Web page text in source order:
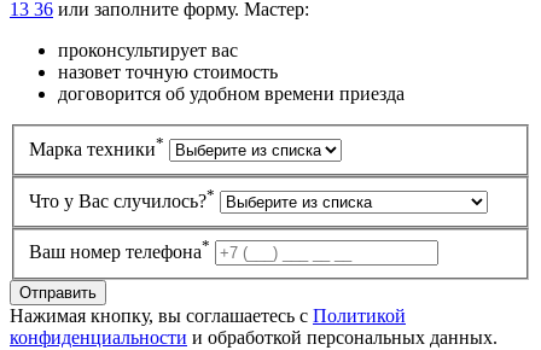
13 36 или заполните форму. Мастер:
проконсультирует вас
назовет точную стоимость
договорится об удобном времени приезда
Марка техники*
Что у Вас случилось?*
Ваш номер телефона*
Нажимая кнопку, вы соглашаетесь с Политикой
конфиденциальности и обработкой персональных данных.